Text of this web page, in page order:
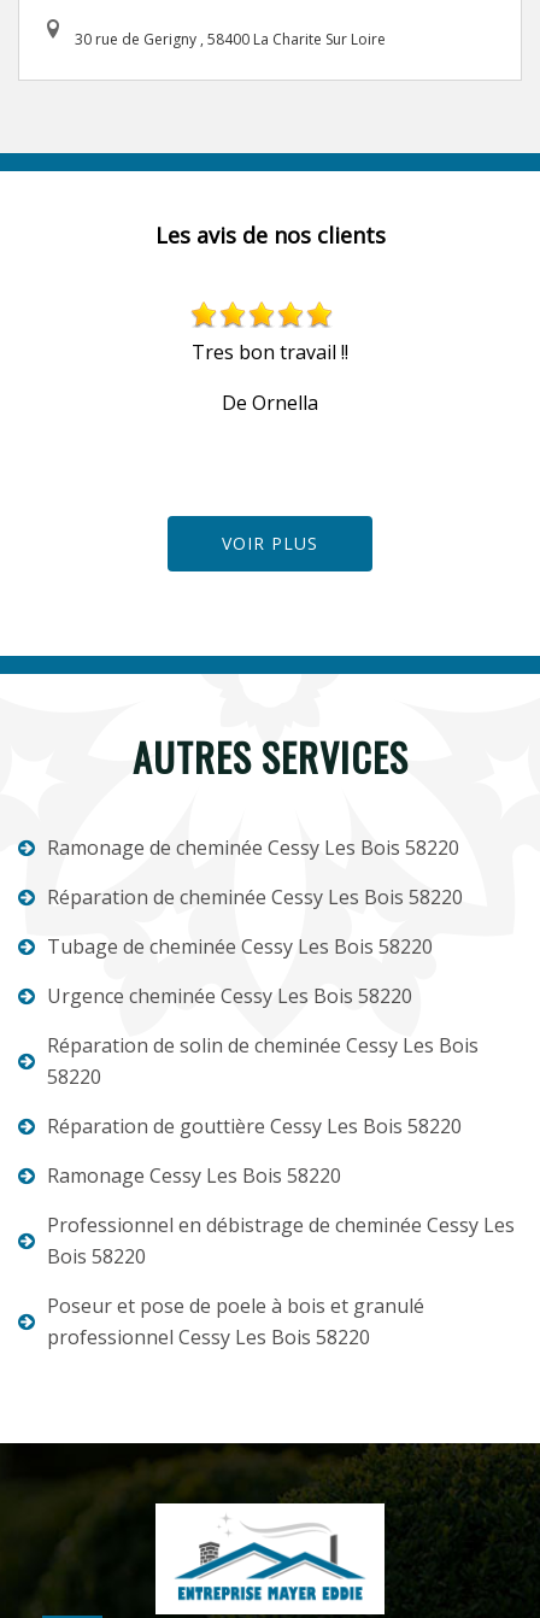
30 rue de Gerigny , 58400 La Charite Sur Loire
Les avis de nos clients
Tres bon travail !!
De Ornella
VOIR PLUS
AUTRES SERVICES
Ramonage de cheminée Cessy Les Bois 58220
Réparation de cheminée Cessy Les Bois 58220
Tubage de cheminée Cessy Les Bois 58220
Urgence cheminée Cessy Les Bois 58220
Réparation de solin de cheminée Cessy Les Bois
58220
Réparation de gouttière Cessy Les Bois 58220
Ramonage Cessy Les Bois 58220
Professionnel en débistrage de cheminée Cessy Les
Bois 58220
Poseur et pose de poele à bois et granulé
professionnel Cessy Les Bois 58220